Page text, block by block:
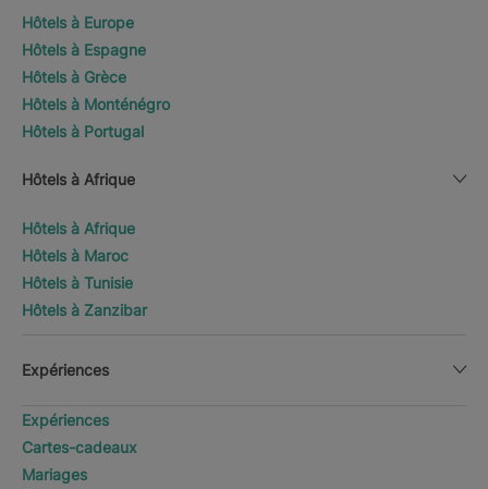
Hôtels à Europe
Hôtels à Espagne
Hôtels à Grèce
Hôtels à Monténégro
Hôtels à Portugal
Hôtels à Afrique
Hôtels à Afrique
Hôtels à Maroc
Hôtels à Tunisie
Hôtels à Zanzibar
Expériences
Expériences
Cartes-cadeaux
Mariages